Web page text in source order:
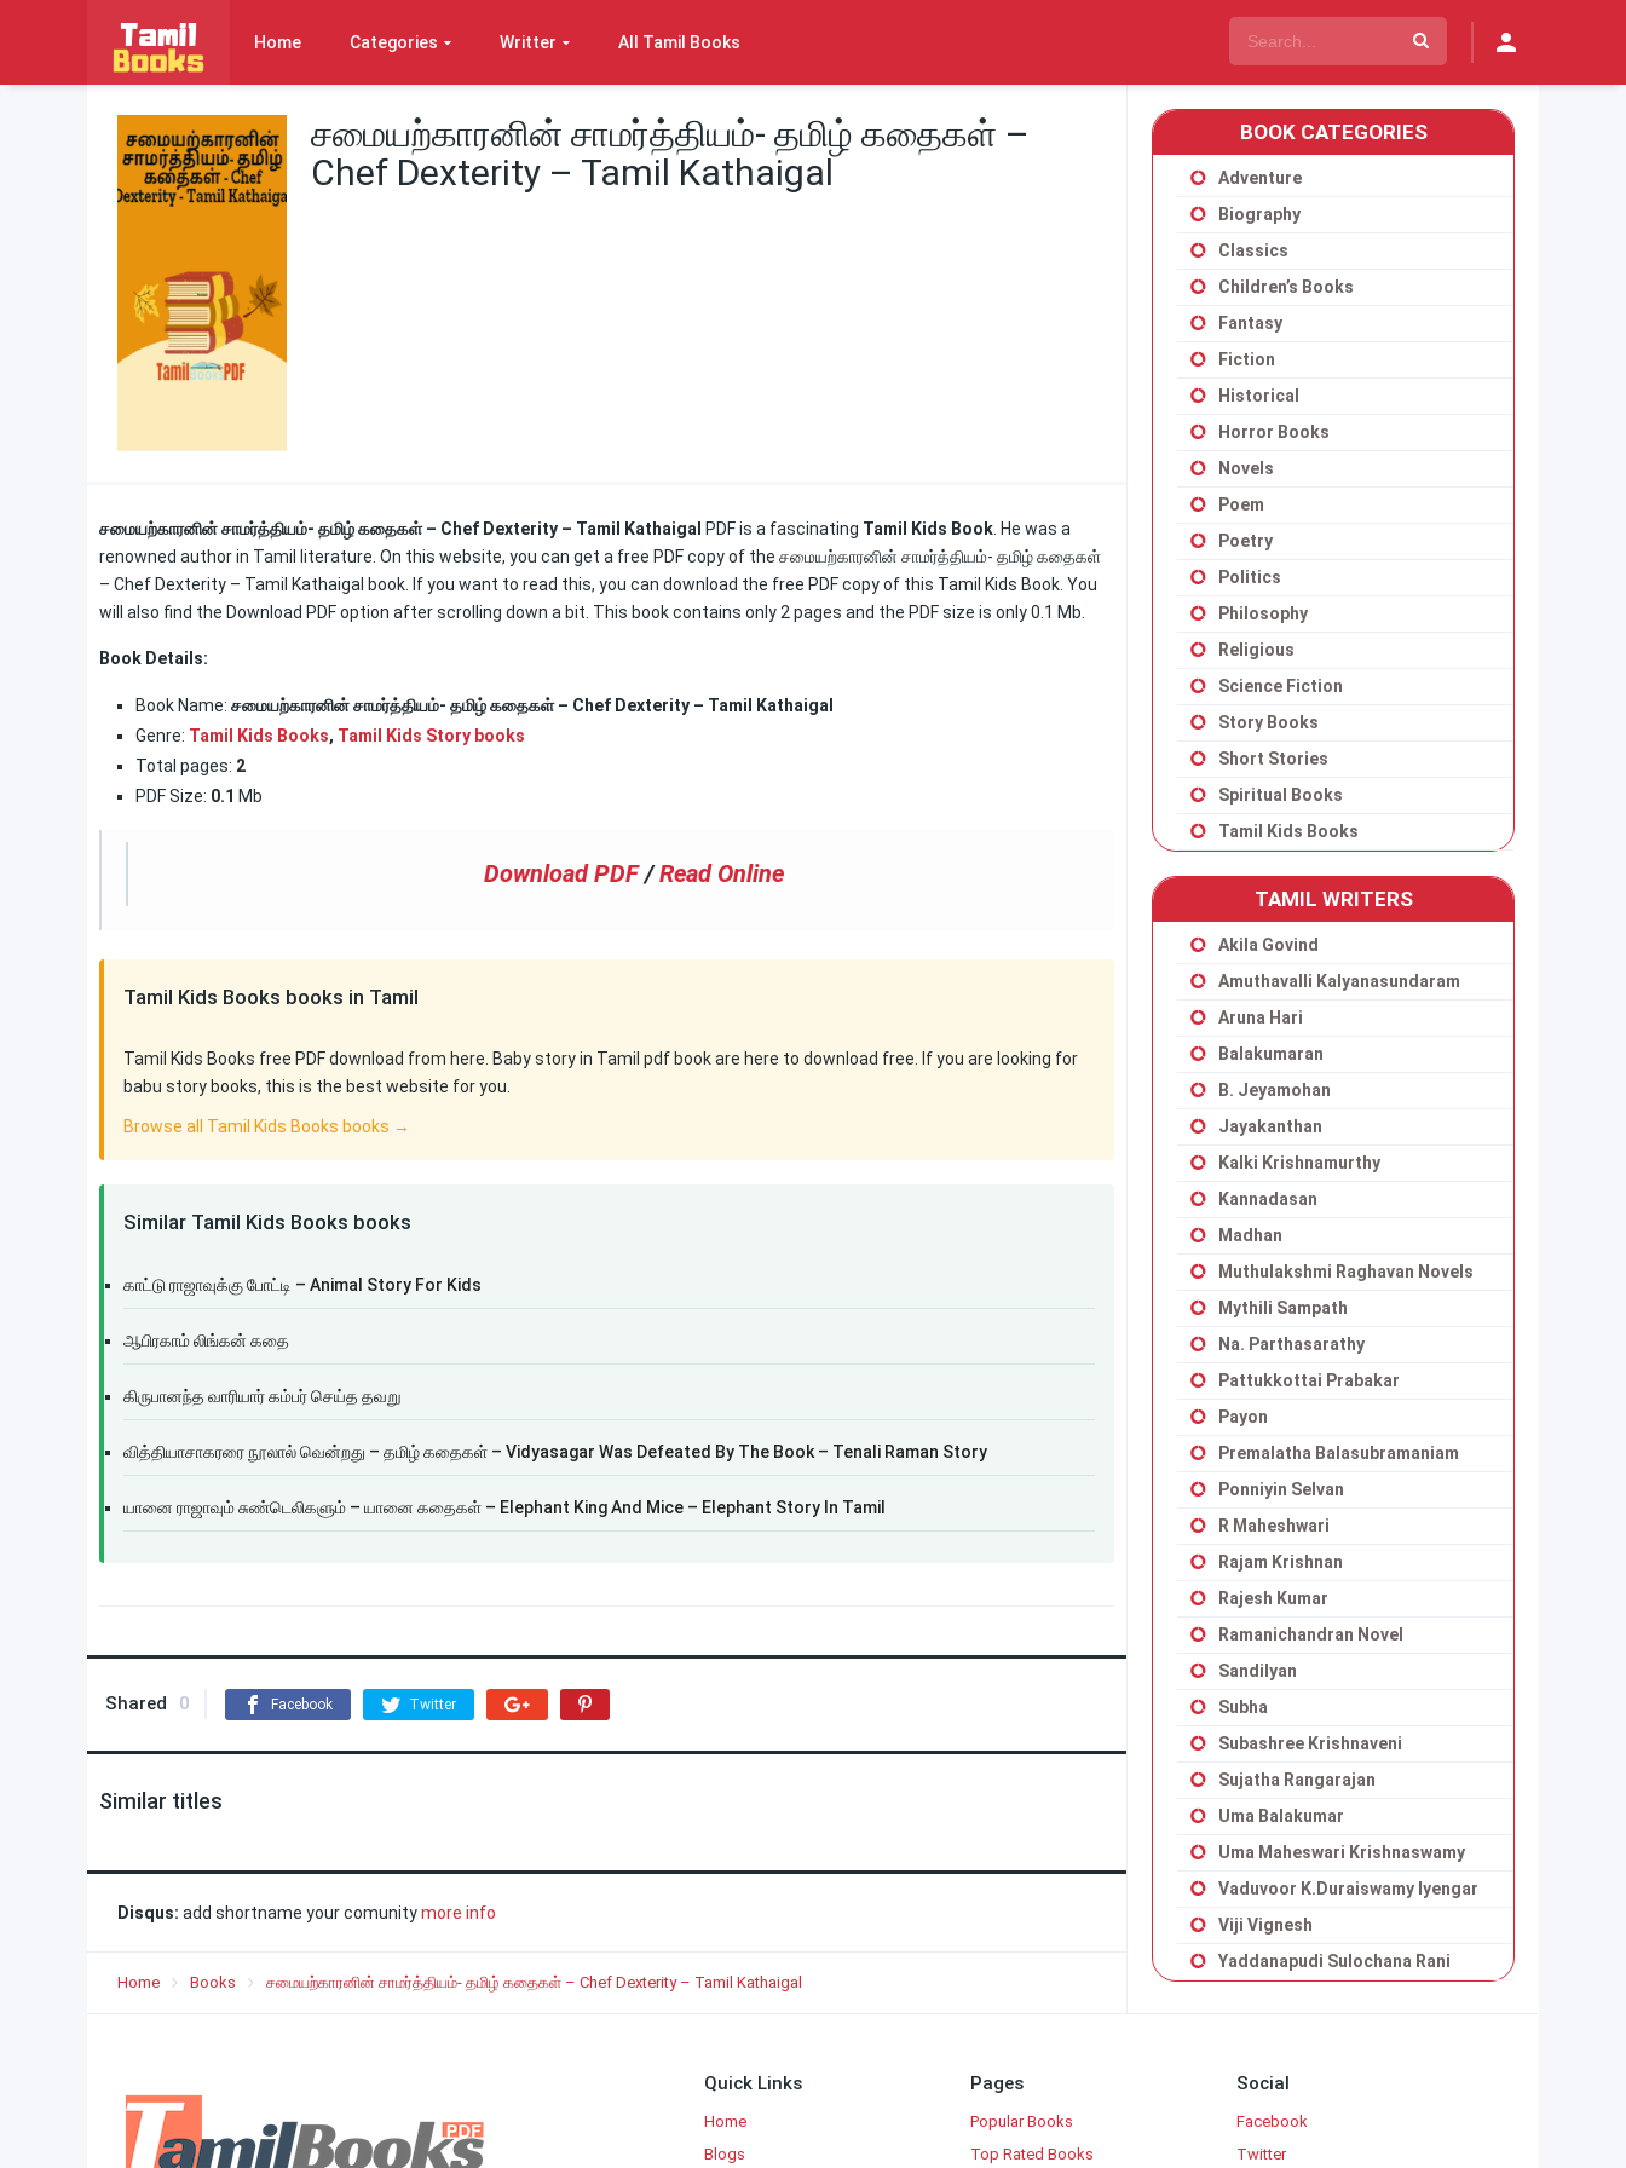
Home Categories Writter All Tamil Books
சமையற்காரனின் சாமர்த்தியம்- தமிழ் கதைகள் –
Chef Dexterity – Tamil Kathaigal
சமையற்காரனின் சாமர்த்தியம்- தமிழ் கதைகள் – Chef Dexterity – Tamil Kathaigal PDF is a fascinating Tamil Kids Book . He was a
renowned author in Tamil literature. On this website, you can get a free PDF copy of the சமையற்காரனின் சாமர்த்தியம்- தமிழ் கதைகள்
– Chef Dexterity – Tamil Kathaigal book. If you want to read this, you can download the free PDF copy of this Tamil Kids Book. You
will also find the Download PDF option after scrolling down a bit. This book contains only 2 pages and the PDF size is only 0.1 Mb.
Book Details:
Book Name: சமையற்காரனின் சாமர்த்தியம்- தமிழ் கதைகள் – Chef Dexterity – Tamil Kathaigal
Genre: Tamil Kids Books, Tamil Kids Story books
Total pages: 2
PDF Size: 0.1 Mb
Download PDF /Read Online
Tamil Kids Books books in Tamil
Tamil Kids Books free PDF download from here. Baby story in Tamil pdf book are here to download free. If you are looking for
babu story books, this is the best website for you.
Browse all Tamil Kids Books books →
Similar Tamil Kids Books books
காட்டு ராஜாவுக்கு போட்டி – Animal Story For Kids
ஆபிரகாம் லிங்கன் கதை
கிருபானந்த வாரியார் கம்பர் செய்த தவறு
வித்தியாசாகரரை நூலால் வென்றது – தமிழ் கதைகள் – Vidyasagar Was Defeated By The Book – Tenali Raman Story
யானை ராஜாவும் சுண்டெலிகளும் – யானை கதைகள் – Elephant King And Mice – Elephant Story In Tamil
Shared 0 Facebook Twitter
Similar titles
Disqus: add shortname your comunitymore info
Home Books சமையற்காரனின் சாமர்த்தியம்- தமிழ் கதைகள் – Chef Dexterity – Tamil Kathaigal
BOOK CATEGORIES
Adventure
Biography
Classics
Children’s Books
Fantasy
Fiction
Historical
Horror Books
Novels
Poem
Poetry
Politics
Philosophy
Religious
Science Fiction
Story Books
Short Stories
Spiritual Books
Tamil Kids Books
TAMIL WRITERS
Akila Govind
Amuthavalli Kalyanasundaram
Aruna Hari
Balakumaran
B. Jeyamohan
Jayakanthan
Kalki Krishnamurthy
Kannadasan
Madhan
Muthulakshmi Raghavan Novels
Mythili Sampath
Na. Parthasarathy
Pattukkottai Prabakar
Payon
Premalatha Balasubramaniam
Ponniyin Selvan
R Maheshwari
Rajam Krishnan
Rajesh Kumar
Ramanichandran Novel
Sandilyan
Subha
Subashree Krishnaveni
Sujatha Rangarajan
Uma Balakumar
Uma Maheswari Krishnaswamy
Vaduvoor K.Duraiswamy Iyengar
Viji Vignesh
Yaddanapudi Sulochana Rani
Quick Links
Home
Blogs
Pages
Popular Books
Top Rated Books
Social
Facebook
Twitter